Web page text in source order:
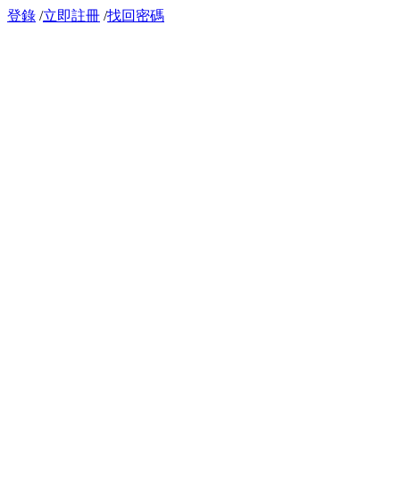
登錄 /立即註冊 /找回密碼